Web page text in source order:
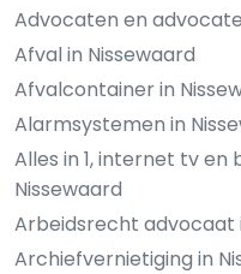
Advocaten en
Afval in Nissewaard
Afvalcontainer in
Alarmsystemen in
Alles in 1, internet tv en
Nissewaard
Arbeidsrecht advocaat
Archiefvernietiging in